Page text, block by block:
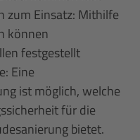
zum Einsatz: Mithilfe
können
festgestellt
Eine
ist möglich, welche
für die
bietet.